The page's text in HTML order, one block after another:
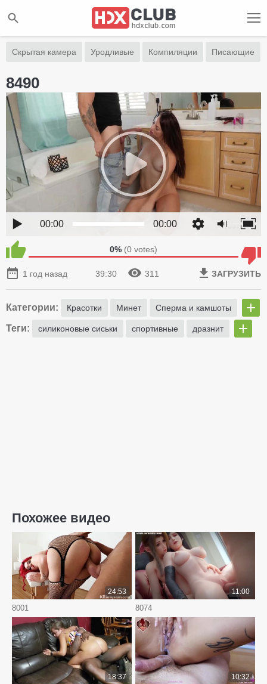
Скрытая камера Уродливые Компиляции Писающие
8490
00:00 00:00
0% (0 votes)
1 год назад 39:30 311 ЗАГРУЗИТЬ
Категории: Красотки Минет Сперма и камшоты
Теги: силиконовые сиськи спортивные дразнит
Похожее видео
8001
24:53
8074
11:00
18:37 10:32